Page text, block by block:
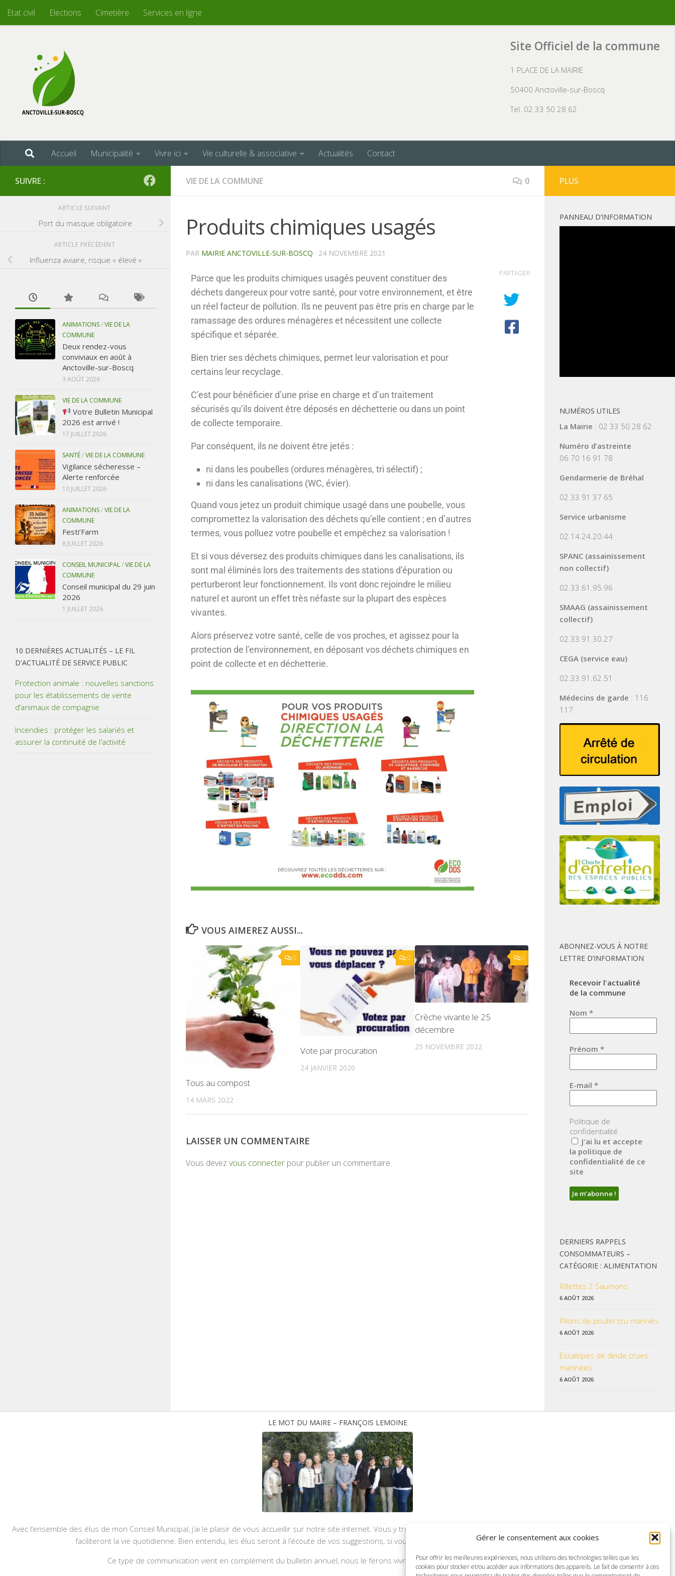
Gérer le consentement aux cookies
Pour offrir les meilleures expériences, nous utilisons des technologies telles que les
cookies pour stocker et/ou accéder aux informations des appareils. Le fait de consentir à ces
Skip to content
Etat civil Elections Cimetière Services en ligne
Site Officiel de la commune
1 PLACE DE LA MAIRIE
50400 Anctoville-sur-Boscq
Tel. 02 33 50 28 62
Accueil Municipalité Vivre ici Vie culturelle & associative Actualités Contact
VIE DE LA COMMUNE 0
Produits chimiques usagés
PAR MAIRIE ANCTOVILLE-SUR-BOSCQ · 24 NOVEMBRE 2021
Parce que les produits chimiques usagés peuvent constituer des
déchets dangereux pour votre santé, pour votre environnement, et être
un réel facteur de pollution. Ils ne peuvent pas être pris en charge par le
ramassage des ordures ménagères et nécessitent une collecte
spécifique et séparée.
Bien trier ses déchets chimiques, permet leur valorisation et pour
certains leur recyclage.
C’est pour bénéficier d’une prise en charge et d’un traitement
sécurisés qu’ils doivent être déposés en déchetterie ou dans un point
de collecte temporaire.
Par conséquent, ils ne doivent être jetés :
ni dans les poubelles (ordures ménagères, tri sélectif) ;
ni dans les canalisations (WC, évier).
Quand vous jetez un produit chimique usagé dans une poubelle, vous
compromettez la valorisation des déchets qu’elle contient ; en d’autres
termes, vous polluez votre poubelle et empêchez sa valorisation !
Et si vous déversez des produits chimiques dans les canalisations, ils
sont mal éliminés lors des traitements des stations d’épuration ou
perturberont leur fonctionnement. Ils vont donc rejoindre le milieu
naturel et auront un effet très néfaste sur la plupart des espèces
vivantes.
Alors préservez votre santé, celle de vos proches, et agissez pour la
protection de l’environnement, en déposant vos déchets chimiques en
point de collecte et en déchetterie.
PARTAGER
VOUS AIMEREZ AUSSI...
0
Tous au compost
14 MARS 2022
0
Vote par procuration
24 JANVIER 2020
0
Crèche vivante le 25
décembre
25 NOVEMBRE 2022
LAISSER UN COMMENTAIRE
Vous devez vous connecter pour publier un commentaire.
SUIVRE :
ARTICLE SUIVANT
Port du masque obligatoire
ARTICLE PRÉCÉDENT
Influenza aviaire, risque « élevé »
ANIMATIONS/VIE DE LA
COMMUNE
Deux rendez-vous
conviviaux en août à
Anctoville-sur-Boscq
3 AOÛT 2026
VIE DE LA COMMUNE
Votre Bulletin Municipal
2026 est arrivé !
17 JUILLET 2026
SANTÉ/VIE DE LA COMMUNE
Vigilance sécheresse –
Alerte renforcée
10 JUILLET 2026
ANIMATIONS/VIE DE LA
COMMUNE
Festi’Farm
8 JUILLET 2026
CONSEIL MUNICIPAL/VIE DE LA
COMMUNE
Conseil municipal du 29 juin
2026
1 JUILLET 2026
10 DERNIÈRES ACTUALITÉS – LE FIL
D'ACTUALITÉ DE SERVICE PUBLIC
Protection animale : nouvelles sanctions
pour les établissements de vente
d’animaux de compagnie
Incendies : protéger les salariés et
assurer la continuité de l'activité
PLUS
PANNEAU D’INFORMATION
NUMÉROS UTILES
La Mairie : 02 33 50 28 62
Numéro d’astreinte
06 70 16 91 78
Gendarmerie de Bréhal
02 33 91 37 65
Service urbanisme
02.14.24.20.44
SPANC (assainissement
non collectif)
02.33.61.95.96
SMAAG (assainissement
collectif)
02.33.91.30.27
CEGA (service eau)
02.33.91.62.51
Médecins de garde : 116
117
ABONNEZ-VOUS À NOTRE
LETTRE D’INFORMATION
Recevoir l'actualité
de la commune
Nom *
Prénom *
E-mail *
Politique de
confidentialité
J'ai lu et accepte
la politique de
confidentialité de ce
site
DERNIERS RAPPELS
CONSOMMATEURS –
CATÉGORIE : ALIMENTATION
Rillettes 2 Saumons
6 AOÛT 2026
Pilons de poulet cru marinés
6 AOÛT 2026
Escalopes de dinde crues
marinées
6 AOÛT 2026
LE MOT DU MAIRE – FRANÇOIS LEMOINE
Avec l’ensemble des élus de mon Conseil Municipal, j’ai le plaisir de vous accueillir sur notre site internet. Vous y trouverez les données pratiques, les liens utiles et les informations qui vous
faciliteront la vie quotidienne. Bien entendu, les élus seront à l’écoute de vos suggestions, si vous souhaitez enrichir nos rubriques ou nos informations.
Ce type de communication vient en complément du bulletin annuel, nous le ferons vivre et il sera actualisé pour mieux vous informer.